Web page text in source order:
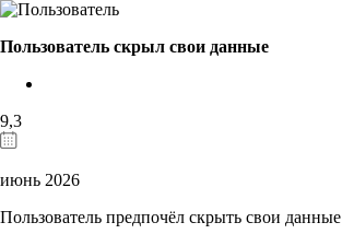
Пользователь скрыл свои данные
9,3
июнь 2026
Пользователь предпочёл скрыть свои данные